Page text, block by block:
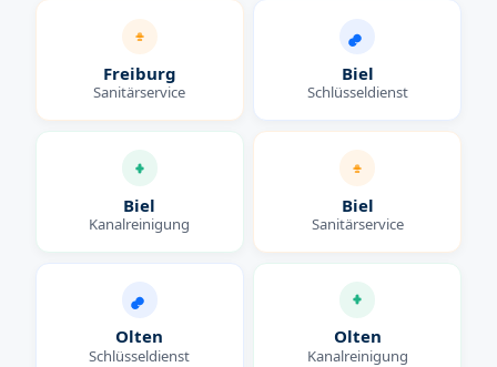
Freiburg
Sanitärservice
Biel
Schlüsseldienst
Biel
Kanalreinigung
Biel
Sanitärservice
Olten
Schlüsseldienst
Olten
Kanalreinigung